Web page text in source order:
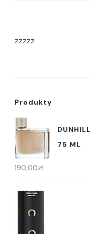
zzzzz
Produkty
75 ML
190,00zł